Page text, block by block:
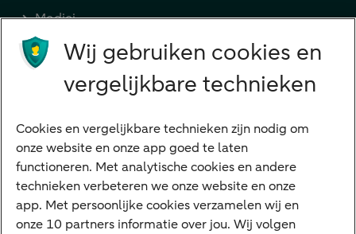
Medici
Advocaten en notarissen
Diensten
VraagHugo
Corporate Finance
Tikkie zakelijk
Wij gebruiken cookies en
vergelijkbare technieken
Cookies en vergelijkbare technieken zijn nodig om
onze website en onze app goed te laten
functioneren. Met analytische cookies en andere
technieken verbeteren we onze website en onze
app. Met persoonlijke cookies verzamelen wij en
onze 10 partners informatie over jou. Wij volgen